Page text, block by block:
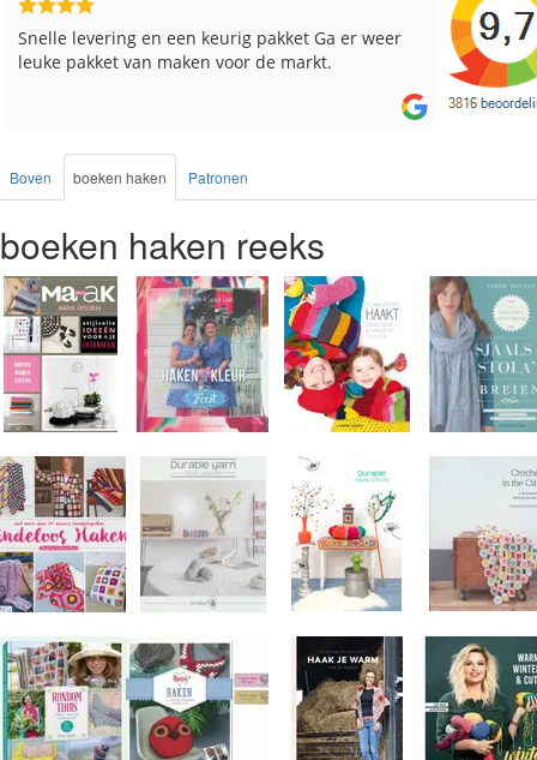
Snelle levering en een keurig pakket Ga er weer
leuke pakket van maken voor de markt.
Reeds
besteld,
Boven boeken haken Patronen
boeken haken reeks